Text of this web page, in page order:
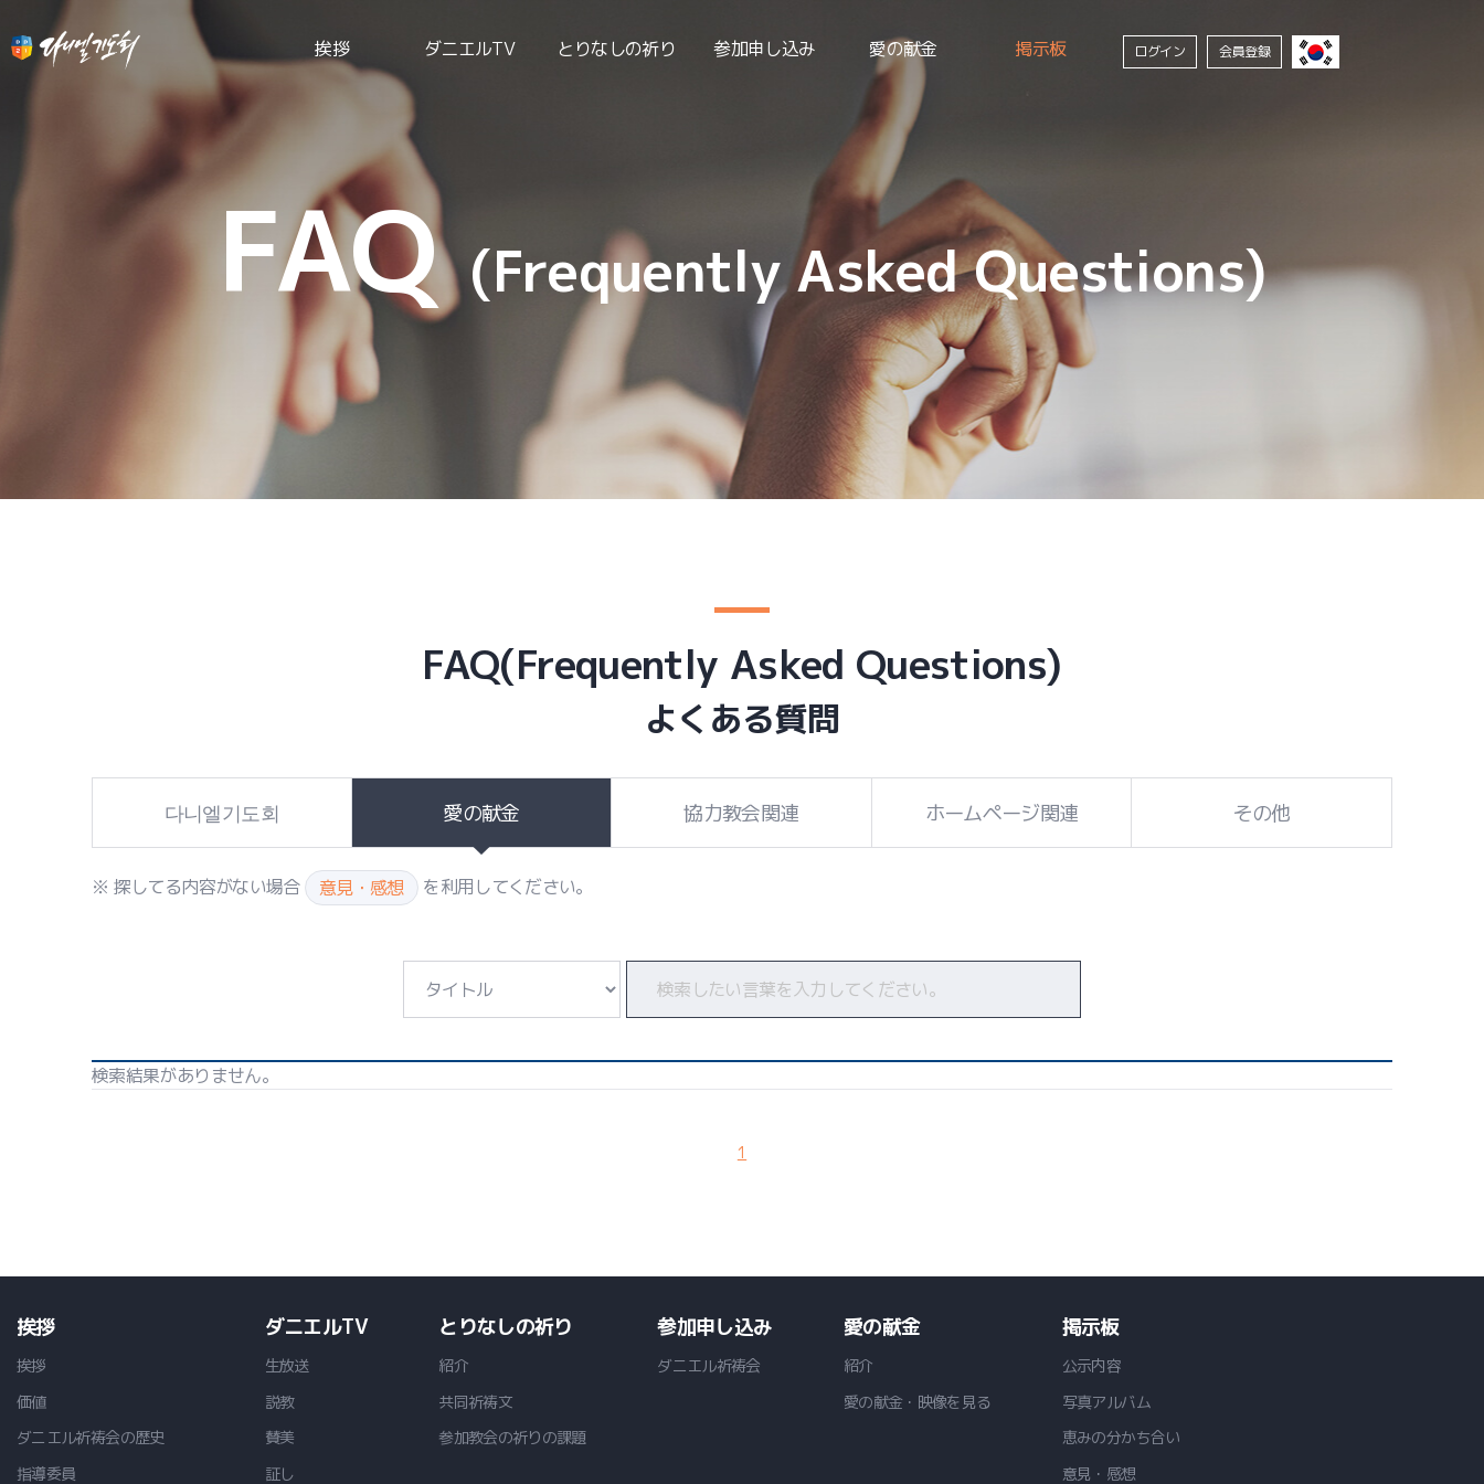
挨拶 ダニエルTV とりなしの祈り 参加申し込み 愛の献金 掲示板 ログイン 会員登録
FAQ(Frequently Asked Questions)
FAQ(Frequently Asked Questions)
よくある質問
다니엘기도회 愛の献金 協力教会関連 ホームページ関連 その他
※ 探してる内容がない場合 意見・感想 を利用してください。
検索結果がありません。
1
挨拶
挨拶
価値
ダニエル祈祷会の歴史
指導委員
ダニエルTV
生放送
説教
賛美
証し
とりなしの祈り
紹介
共同祈祷文
参加教会の祈りの課題
参加申し込み
ダニエル祈祷会
愛の献金
紹介
愛の献金・映像を見る
掲示板
公示内容
写真アルバム
恵みの分かち合い
意見・感想